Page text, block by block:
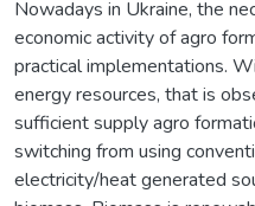
Nowadays in Ukraine, the
economic activity of agro
practical implementations.
energy resources, that is
sufficient supply agro
switching from using
electricity/heat generated